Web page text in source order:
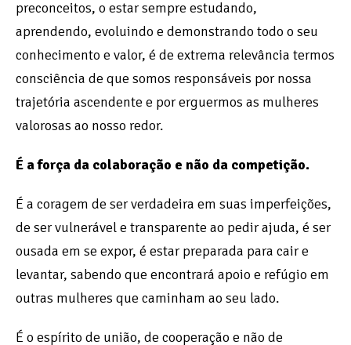
preconceitos, o estar sempre estudando,
aprendendo, evoluindo e demonstrando todo o seu
conhecimento e valor, é de extrema relevância termos
consciência de que somos responsáveis por nossa
trajetória ascendente e por erguermos as mulheres
valorosas ao nosso redor.
É a força da colaboração e não da competição.
É a coragem de ser verdadeira em suas imperfeições,
de ser vulnerável e transparente ao pedir ajuda, é ser
ousada em se expor, é estar preparada para cair e
levantar, sabendo que encontrará apoio e refúgio em
outras mulheres que caminham ao seu lado.
É o espírito de união, de cooperação e não de